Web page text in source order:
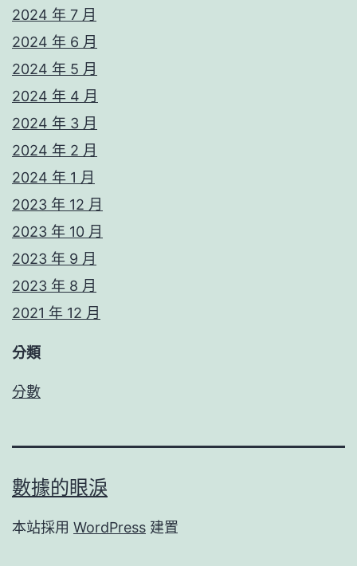
2024 年 7 月
2024 年 6 月
2024 年 5 月
2024 年 4 月
2024 年 3 月
2024 年 2 月
2024 年 1 月
2023 年 12 月
2023 年 10 月
2023 年 9 月
2023 年 8 月
2021 年 12 月
分類
分數
數據的眼淚
本站採用 WordPress 建置